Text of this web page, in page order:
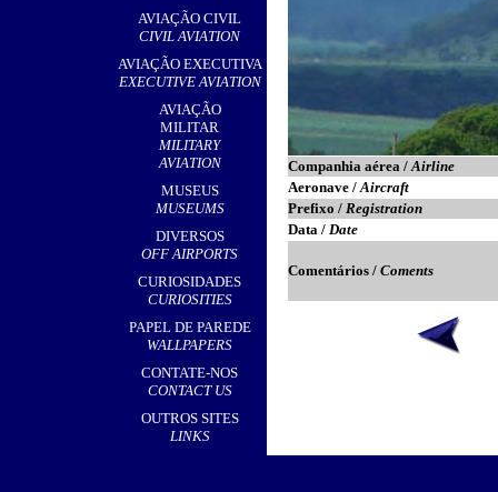
AVIAÇÃO CIVIL
CIVIL AVIATION
AVIAÇÃO EXECUTIVA
EXECUTIVE AVIATION
AVIAÇÃO
MILITAR
MILITARY
AVIATION
MUSEUS
MUSEUMS
DIVERSOS
OFF AIRPORTS
CURIOSIDADES
CURIOSITIES
PAPEL DE PAREDE
WALLPAPERS
CONTATE-NOS
CONTACT US
OUTROS SITES
LINKS
Companhia aérea /Airline
Aeronave /Aircraft
Prefixo / Registration
Data / Date
Comentários / Coments